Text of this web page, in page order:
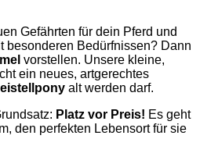
Gefährten für dein Pferd und
besonderen Bedürfnissen? Dann
vorstellen. Unsere kleine,
ein neues, artgerechtes
alt werden darf.
Platz vor Preis! Es geht
den perfekten Lebensort für sie